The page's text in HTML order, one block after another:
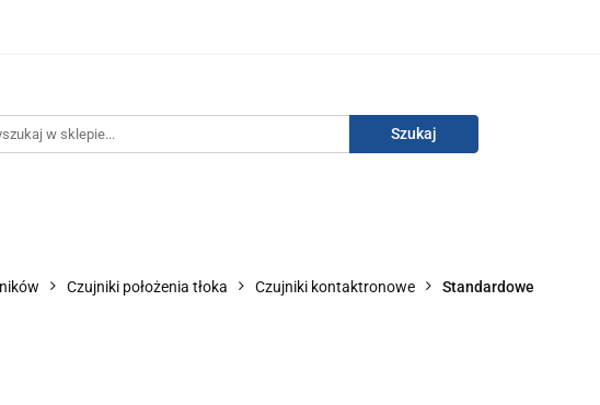
DYSTRYBUTOR SMC
SERIA J AUTORYZOWANY DYSTRYBUTOR SMC
Czujniki położenia tłoka Czujniki kontaktronowe Standardowe